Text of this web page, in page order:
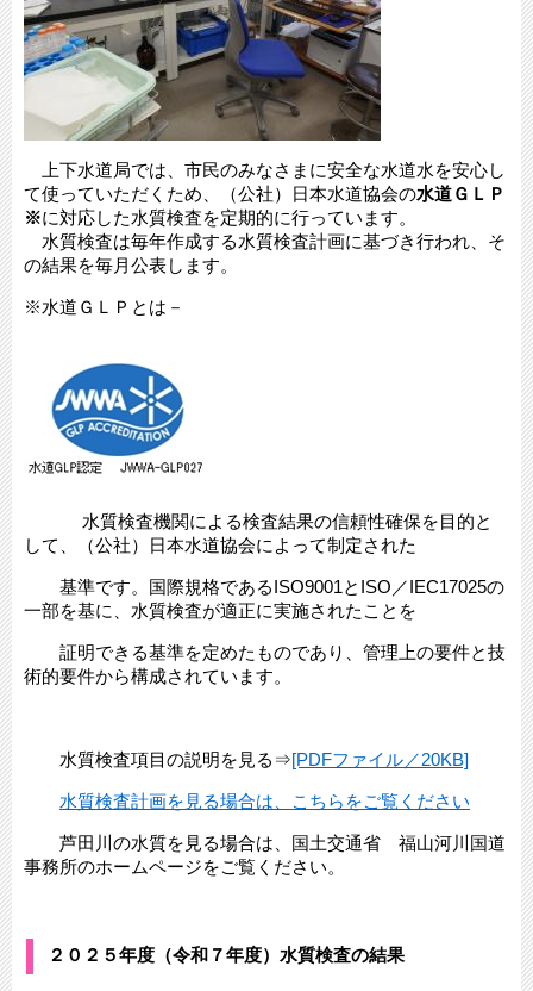
上下水道局では、市民のみなさまに安全な水道水を安心し
て使っていただくため、（公社）日本水道協会の水道ＧＬＰ
※に対応した水質検査を定期的に行っています。
水質検査は毎年作成する水質検査計画に基づき行われ、そ
の結果を毎月公表します。
※水道ＧＬＰとは－
水質検査機関による検査結果の信頼性確保を目的と
して、（公社）日本水道協会によって制定された
基準です。国際規格であるISO9001とISO／IEC17025の
一部を基に、水質検査が適正に実施されたことを
証明できる基準を定めたものであり、管理上の要件と技
術的要件から構成されています。
水質検査項目の説明を見る⇒[PDFファイル／20KB]
水質検査計画を見る場合は、こちらをご覧ください
芦田川の水質を見る場合は、国土交通省 福山河川国道
事務所のホームページをご覧ください。
２０２５年度（令和７年度）水質検査の結果